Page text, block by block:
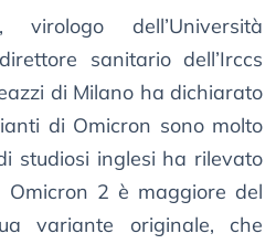
, virologo dell’Università
sanitario dell’Irccs
di Milano ha dichiarato
di Omicron sono molto
studiosi inglesi ha rilevato
2 è maggiore del
variante originale, che